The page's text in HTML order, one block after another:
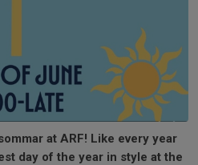
at ARF! Like every year
day of the year in style at the